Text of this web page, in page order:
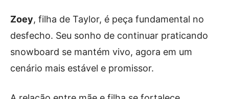
Zoey, filha de Taylor, é peça fundamental no
desfecho. Seu sonho de continuar praticando
snowboard se mantém vivo, agora em um
cenário mais estável e promissor.